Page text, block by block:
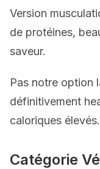
Version
de protéines,
saveur.
Pas notre option
définitivement
caloriques élevés.
Catégorie